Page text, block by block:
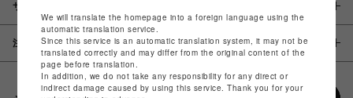
サイズ
注意事項
We will translate the homepage into a foreign language using the
automatic translation service.
Since this service is an automatic translation system, it may not be
translated correctly and may differ from the original content of the
page before translation.
In addition, we do not take any responsibility for any direct or
indirect damage caused by using this service. Thank you for your